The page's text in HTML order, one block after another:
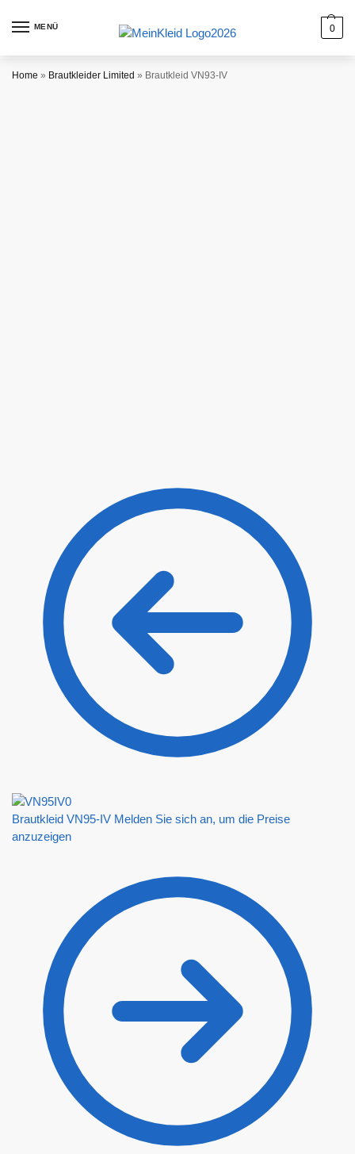
MENÜ 0
Home » Brautkleider Limited » Brautkleid VN93-IV
Brautkleid VN95-IV Melden Sie sich an, um die Preise
anzuzeigen